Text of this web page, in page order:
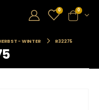
0 0
- WINTER R32275